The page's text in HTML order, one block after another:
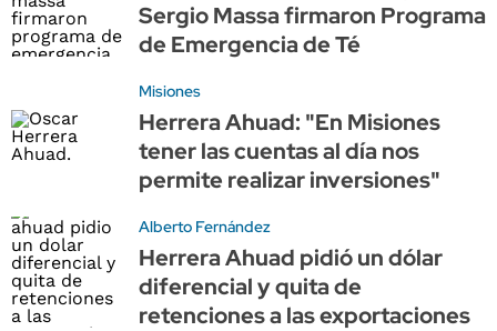
Sergio Massa firmaron Programa
de Emergencia de Té
Misiones
Herrera Ahuad: "En Misiones
tener las cuentas al día nos
permite realizar inversiones"
Alberto Fernández
Herrera Ahuad pidió un dólar
diferencial y quita de
retenciones a las exportaciones